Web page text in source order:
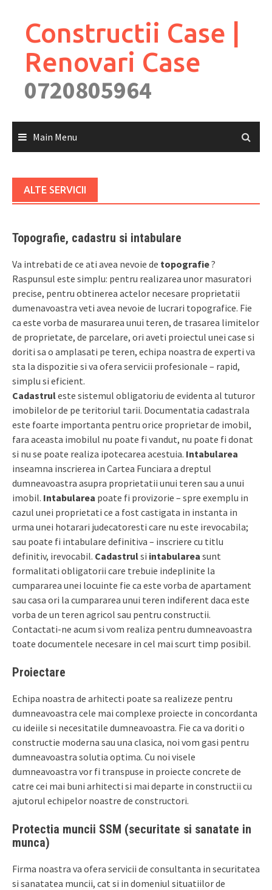
contentConstructii Case |
Renovari Case
0720805964
Main Menu
ALTE SERVICII
Topografie, cadastru si intabulare
Va intrebati de ce ati avea nevoie de topografie?
Raspunsul este simplu: pentru realizarea unor masuratori
precise, pentru obtinerea actelor necesare proprietatii
dumenavoastra veti avea nevoie de lucrari topografice. Fie
ca este vorba de masurarea unui teren, de trasarea limitelor
de proprietate, de parcelare, ori aveti proiectul unei case si
doriti sa o amplasati pe teren, echipa noastra de experti va
sta la dispozitie si va ofera servicii profesionale – rapid,
simplu si eficient.
Cadastruleste sistemul obligatoriu de evidenta al tuturor
imobilelor de pe teritoriul tarii. Documentatia cadastrala
este foarte importanta pentru orice proprietar de imobil,
fara aceasta imobilul nu poate fi vandut, nu poate fi donat
si nu se poate realiza ipotecarea acestuia. Intabularea
inseamna inscrierea in Cartea Funciara a dreptul
dumneavoastra asupra proprietatii unui teren sau a unui
imobil. Intabularea poate fi provizorie – spre exemplu in
cazul unei proprietati ce a fost castigata in instanta in
urma unei hotarari judecatoresti care nu este irevocabila;
sau poate fi intabulare definitiva – inscriere cu titlu
definitiv, irevocabil. Cadastrulsi intabularea sunt
formalitati obligatorii care trebuie indeplinite la
cumpararea unei locuinte fie ca este vorba de apartament
sau casa ori la cumpararea unui teren indiferent daca este
vorba de un teren agricol sau pentru constructii.
Contactati-ne acum si vom realiza pentru dumneavoastra
toate documentele necesare in cel mai scurt timp posibil.
Proiectare
Echipa noastra de arhitecti poate sa realizeze pentru
dumneavoastra cele mai complexe proiecte in concordanta
cu ideiile si necesitatile dumneavoastra. Fie ca va doriti o
constructie moderna sau una clasica, noi vom gasi pentru
dumneavoastra solutia optima. Cu noi visele
dumneavoastra vor fi transpuse in proiecte concrete de
catre cei mai buni arhitecti si mai departe in constructii cu
ajutorul echipelor noastre de constructori.
Protectia muncii SSM (securitate si sanatate in
munca)
Firma noastra va ofera servicii de consultanta in securitatea
si sanatatea muncii, cat si in domeniul situatiilor de